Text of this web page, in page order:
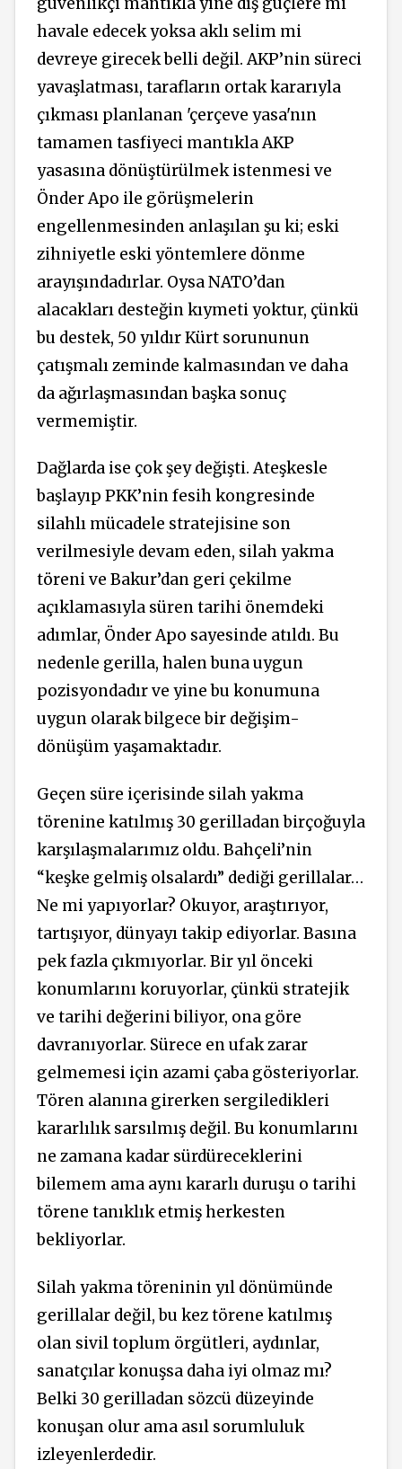
havale edecek yoksa aklı selim mi
devreye girecek belli değil. AKP’nin süreci
yavaşlatması, tarafların ortak kararıyla
çıkması planlanan 'çerçeve yasa'nın
tamamen tasfiyeci mantıkla AKP
yasasına dönüştürülmek istenmesi ve
Önder Apo ile görüşmelerin
engellenmesinden anlaşılan şu ki; eski
zihniyetle eski yöntemlere dönme
arayışındadırlar. Oysa NATO’dan
alacakları desteğin kıymeti yoktur, çünkü
bu destek, 50 yıldır Kürt sorununun
çatışmalı zeminde kalmasından ve daha
da ağırlaşmasından başka sonuç
vermemiştir.
Dağlarda ise çok şey değişti. Ateşkesle
başlayıp PKK’nin fesih kongresinde
silahlı mücadele stratejisine son
verilmesiyle devam eden, silah yakma
töreni ve Bakur’dan geri çekilme
açıklamasıyla süren tarihi önemdeki
adımlar, Önder Apo sayesinde atıldı. Bu
nedenle gerilla, halen buna uygun
pozisyondadır ve yine bu konumuna
uygun olarak bilgece bir değişim-
dönüşüm yaşamaktadır.
Geçen süre içerisinde silah yakma
törenine katılmış 30 gerilladan birçoğuyla
karşılaşmalarımız oldu. Bahçeli’nin
“keşke gelmiş olsalardı” dediği gerillalar…
Ne mi yapıyorlar? Okuyor, araştırıyor,
tartışıyor, dünyayı takip ediyorlar. Basına
pek fazla çıkmıyorlar. Bir yıl önceki
konumlarını koruyorlar, çünkü stratejik
ve tarihi değerini biliyor, ona göre
davranıyorlar. Sürece en ufak zarar
gelmemesi için azami çaba gösteriyorlar.
Tören alanına girerken sergiledikleri
kararlılık sarsılmış değil. Bu konumlarını
ne zamana kadar sürdüreceklerini
bilemem ama aynı kararlı duruşu o tarihi
törene tanıklık etmiş herkesten
bekliyorlar.
Silah yakma töreninin yıl dönümünde
gerillalar değil, bu kez törene katılmış
olan sivil toplum örgütleri, aydınlar,
sanatçılar konuşsa daha iyi olmaz mı?
Belki 30 gerilladan sözcü düzeyinde
konuşan olur ama asıl sorumluluk
izleyenlerdedir.